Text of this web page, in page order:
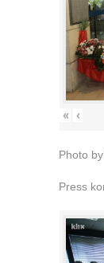
« ‹
Photo
Press